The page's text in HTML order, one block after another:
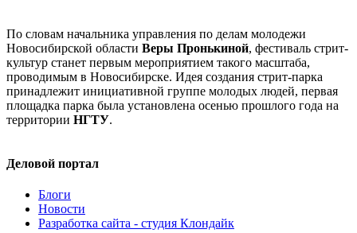
По словам начальника управления по делам молодежи
Новосибирской области Веры Пронькиной, фестиваль стрит-
культур станет первым мероприятием такого масштаба,
проводимым в Новосибирске. Идея создания стрит-парка
принадлежит инициативной группе молодых людей, первая
площадка парка была установлена осенью прошлого года на
территории НГТУ.
Деловой портал
Блоги
Новости
Разработка сайта - студия Клондайк